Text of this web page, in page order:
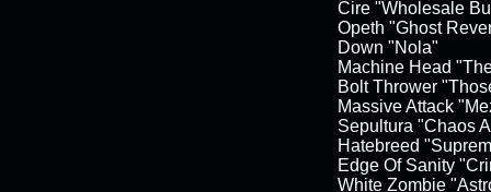
Cire "Wholesale
Opeth "Ghost
Down "Nola"
Machine Head
Bolt Thrower
Massive Attack
Sepultura "Chaos
Hatebreed
Edge Of Sanity
White Zombie